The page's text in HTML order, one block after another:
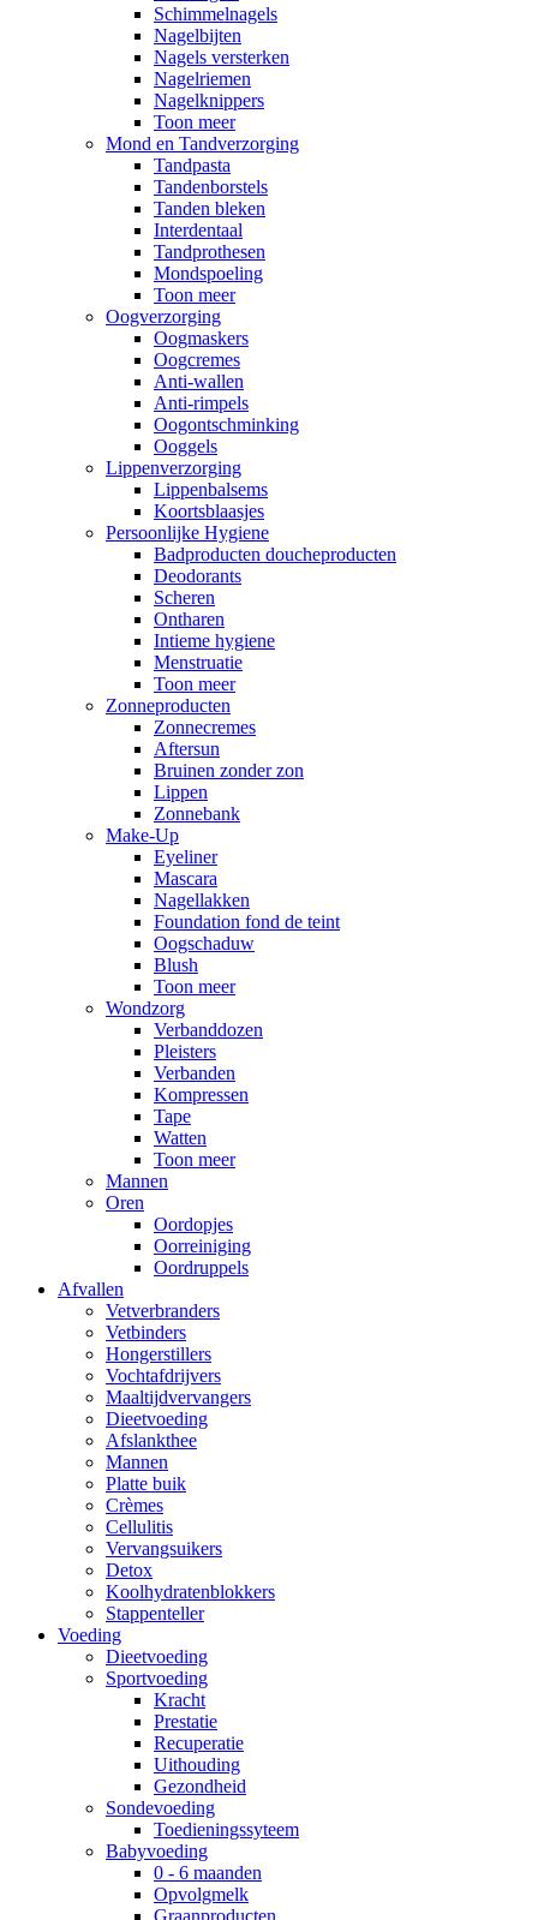
Schimmelnagels
Nagelbijten
Nagels versterken
Nagelriemen
Nagelknippers
Toon meer
Mond en Tandverzorging
Tandpasta
Tandenborstels
Tanden bleken
Interdentaal
Tandprothesen
Mondspoeling
Toon meer
Oogverzorging
Oogmaskers
Oogcremes
Anti-wallen
Anti-rimpels
Oogontschminking
Ooggels
Lippenverzorging
Lippenbalsems
Koortsblaasjes
Persoonlijke Hygiene
Badproducten doucheproducten
Deodorants
Scheren
Ontharen
Intieme hygiene
Menstruatie
Toon meer
Zonneproducten
Zonnecremes
Aftersun
Bruinen zonder zon
Lippen
Zonnebank
Make-Up
Eyeliner
Mascara
Nagellakken
Foundation fond de teint
Oogschaduw
Blush
Toon meer
Wondzorg
Verbanddozen
Pleisters
Verbanden
Kompressen
Tape
Watten
Toon meer
Mannen
Oren
Oordopjes
Oorreiniging
Oordruppels
Afvallen
Vetverbranders
Vetbinders
Hongerstillers
Vochtafdrijvers
Maaltijdvervangers
Dieetvoeding
Afslankthee
Mannen
Platte buik
Crèmes
Cellulitis
Vervangsuikers
Detox
Koolhydratenblokkers
Stappenteller
Voeding
Dieetvoeding
Sportvoeding
Kracht
Prestatie
Recuperatie
Uithouding
Gezondheid
Sondevoeding
Toedieningssyteem
Babyvoeding
0 - 6 maanden
Opvolgmelk
Graanproducten